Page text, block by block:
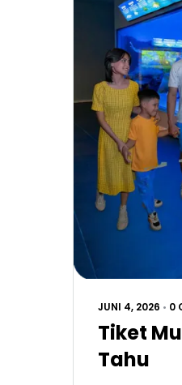
JUNI 4, 2026 • 0
Tiket
Tahu